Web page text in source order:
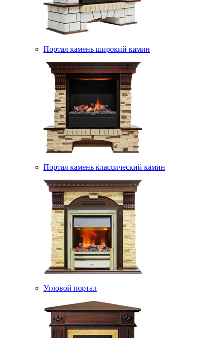
Портал камень широкий камин
Портал камень классический камин
Угловой портал